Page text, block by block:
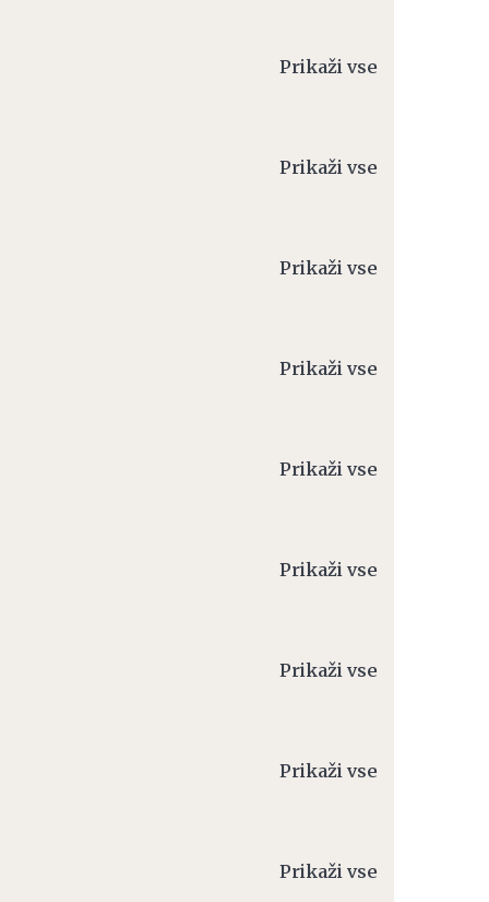
Prikaži vse
Prikaži vse
Prikaži vse
Prikaži vse
Prikaži vse
Prikaži vse
Prikaži vse
Prikaži vse
Prikaži vse